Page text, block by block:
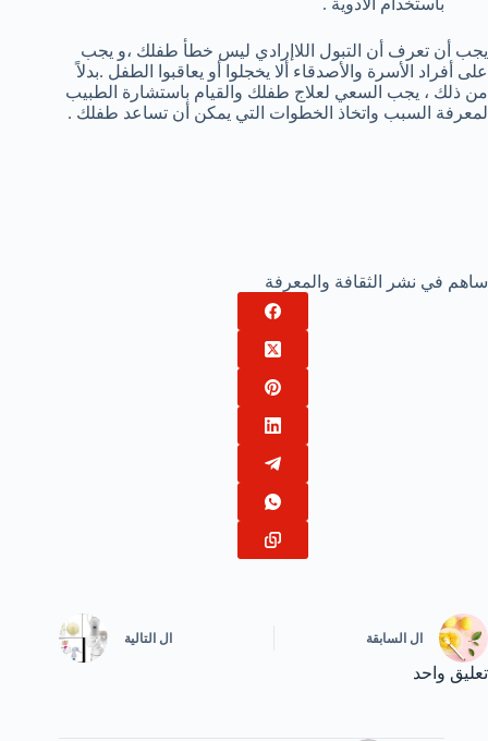
باستخدام الأدوية .
يجب أن تعرف أن التبول اللاإرادي ليس خطأ طفلك ،و يجب
على أفراد الأسرة والأصدقاء ألا يخجلوا أو يعاقبوا الطفل .بدلاً
من ذلك ، يجب السعي لعلاج طفلك والقيام باستشارة الطبيب
لمعرفة السبب واتخاذ الخطوات التي يمكن أن تساعد طفلك .
ساهم في نشر الثقافة والمعرفة
ال السابقة ال التالية
تعليق واحد